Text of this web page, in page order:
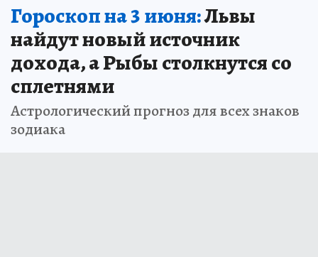
Гороскоп на 3 июня:Львы
найдут новый источник
дохода, а Рыбы столкнутся со
сплетнями
Астрологический прогноз для всех знаков
зодиака